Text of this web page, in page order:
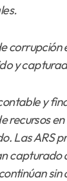
corrupción
y
y
recursos en
Las ARS
capturado
sin